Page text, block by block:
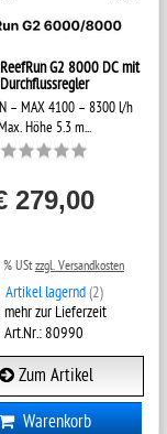
G2 8000 DC mit
Durchflussregler
– MAX 4100 – 8300 l/h
Höhe 5.3 m...
279,00
USt zzgl. Versandkosten
Artikel lagernd(2)
mehr zur Lieferzeit
Art.Nr.: 80990
Zum Artikel
Warenkorb